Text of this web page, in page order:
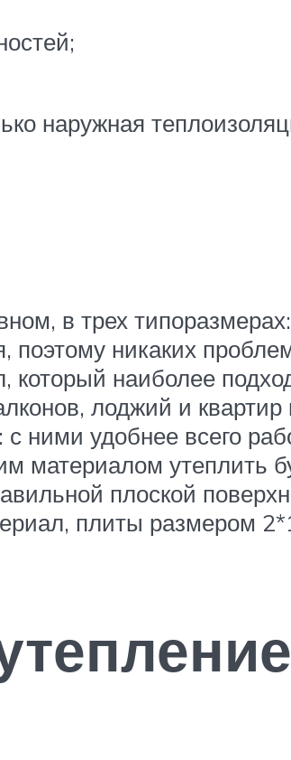
наружная
в трех
поэтому никаких
наиболее
лоджий и
ними удобнее всего
материалом утеплить
плоской
плиты размером